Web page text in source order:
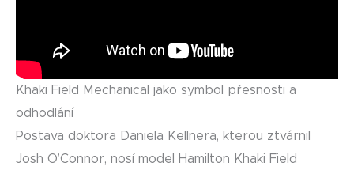
Khaki Field Mechanical jako symbol přesnosti a
odhodlání
Postava doktora Daniela Kellnera, kterou ztvárnil
Josh O’Connor, nosí model Hamilton Khaki Field